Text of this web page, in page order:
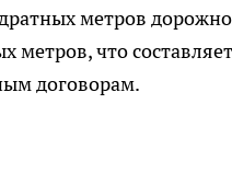
метров
метров, что
договорам.